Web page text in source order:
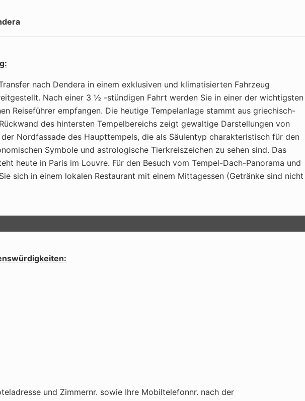
nach Dendera in einem exklusiven und klimatisierten Fahrzeug
Nach einer 3 ½ -stündigen Fahrt werden Sie in einer der wichtigsten
Reiseführer empfangen. Die heutige Tempelanlage stammt aus griechisch-
des hintersten Tempelbereichs zeigt gewaltige Darstellungen von
Nordfassade des Haupttempels, die als Säulentyp charakteristisch für den
Symbole und astrologische Tierkreiszeichen zu sehen sind. Das
heute in Paris im Louvre. Für den Besuch vom Tempel-Dach-Panorama und
sich in einem lokalen Restaurant mit einem Mittagessen (Getränke sind nicht
und Zimmernr. sowie Ihre Mobiltelefonnr. nach der